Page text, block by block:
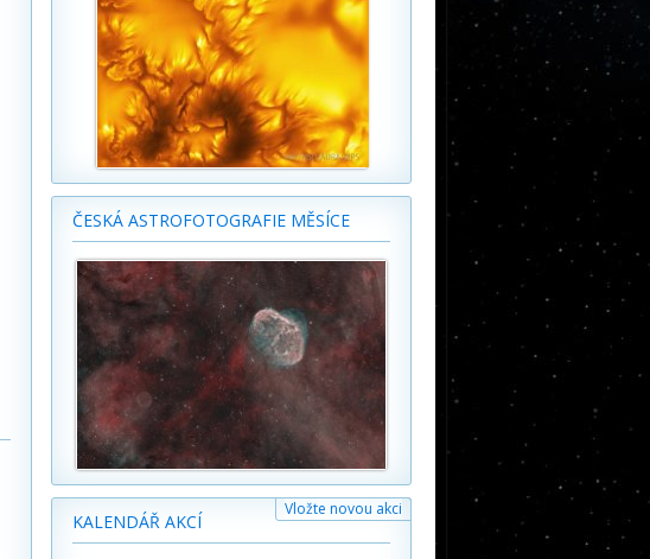
ČESKÁ ASTROFOTOGRAFIE MĚSÍCE
KALENDÁŘ AKCÍ
Vložte novou akci